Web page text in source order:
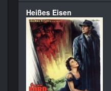
Heißes Eisen